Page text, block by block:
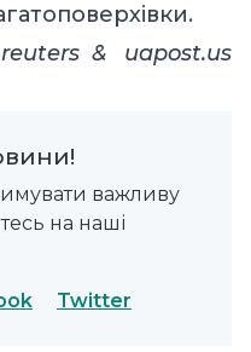
reuters & uapost.us
важливу
на наші
Twitter